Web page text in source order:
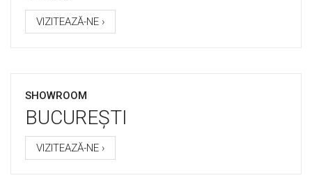
VIZITEAZĂ-NE ›
SHOWROOM
BUCUREȘTI
VIZITEAZĂ-NE ›